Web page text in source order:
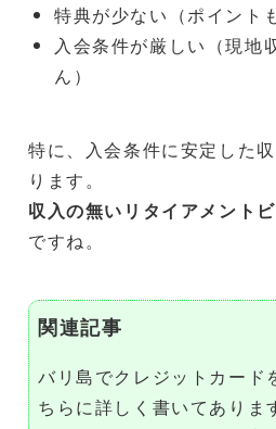
特典が少ない（ポイント
入会条件が厳しい（現地
ん）
特に、入会条件に安定した
ります。
収入の無いリタイアメント
ですね。
関連記事
バリ島でクレジットカー
ちらに詳しく書いてありま